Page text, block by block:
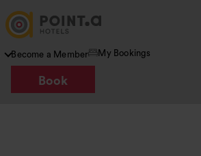
Become a Member My Bookings
Book